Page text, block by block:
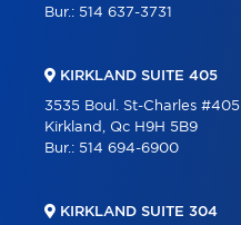
Bur.: 514 637-3731
KIRKLAND SUITE 405
3535 Boul. St-Charles #405
Kirkland, Qc H9H 5B9
Bur.: 514 694-6900
KIRKLAND SUITE 304